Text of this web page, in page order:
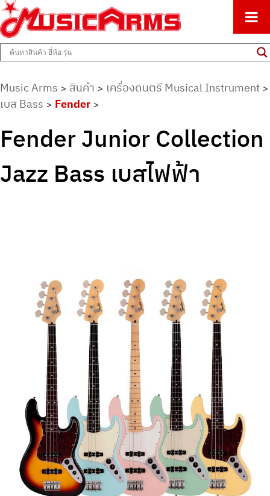
Music Arms
ศูนย์รวมครื่องดนตรีทุกชนิด ตั้งแต่เริ่มต้นถึงมืออาชีพ
Music Arms > สินค้า > เครื่องดนตรี Musical Instrument >
เบส Bass > Fender >
Fender Junior Collection
Jazz Bass เบสไฟฟ้า